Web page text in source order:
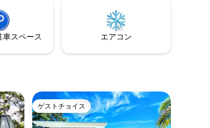
車ス⁠ペ⁠ー⁠ス エアコン
ゲストチョイス
ゲストチョイス